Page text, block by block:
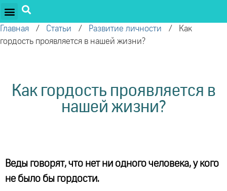
Главная / Статьи / Развитие личности /
​Как
гордость проявляется в нашей жизни?
​Как гордость проявляется в
нашей жизни?
Веды говорят, что нет ни одного человека, у кого
не было бы гордости.